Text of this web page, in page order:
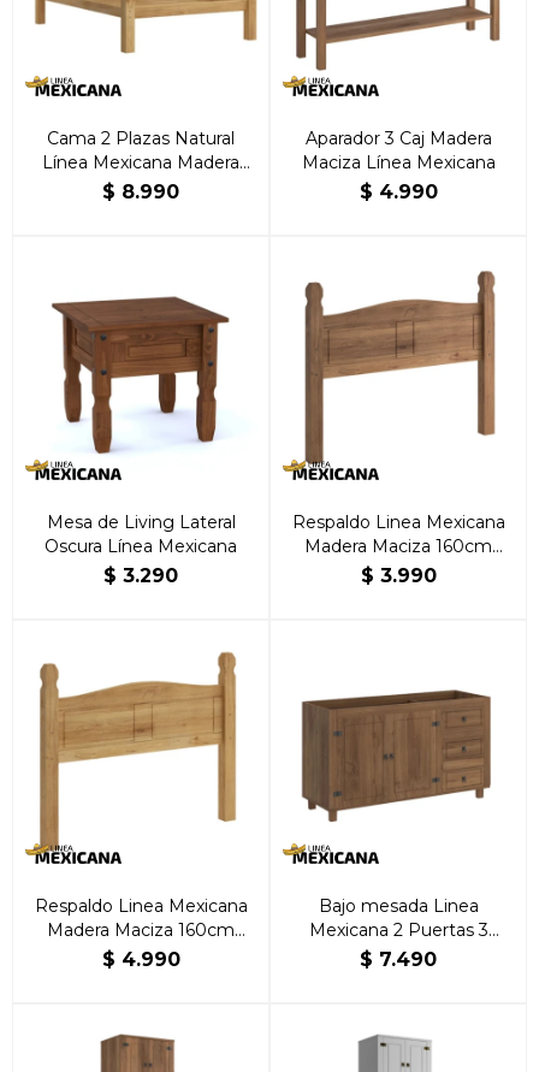
Cama 2 Plazas Natural
Línea Mexicana Madera
Maciza
$ 8.990
Aparador 3 Caj Madera
Maciza Línea Mexicana
$ 4.990
Mesa de Living Lateral
Oscura Línea Mexicana
$ 3.290
Respaldo Linea Mexicana
Madera Maciza 160cm
Oscuro
$ 3.990
Respaldo Linea Mexicana
Madera Maciza 160cm
Natural
$ 4.990
Bajo mesada Linea
Mexicana 2 Puertas 3
cajones Nogal
$ 7.490